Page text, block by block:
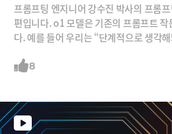
프롬프팅 엔지니어 강수진 박사의 프롬
편입니다. o1 모델은 기존의 프롬프트
다. 예를 들어 우리는 “단계적으로 생각
냥 “이 문제를 풀어줘”처럼 단순한 명령
8